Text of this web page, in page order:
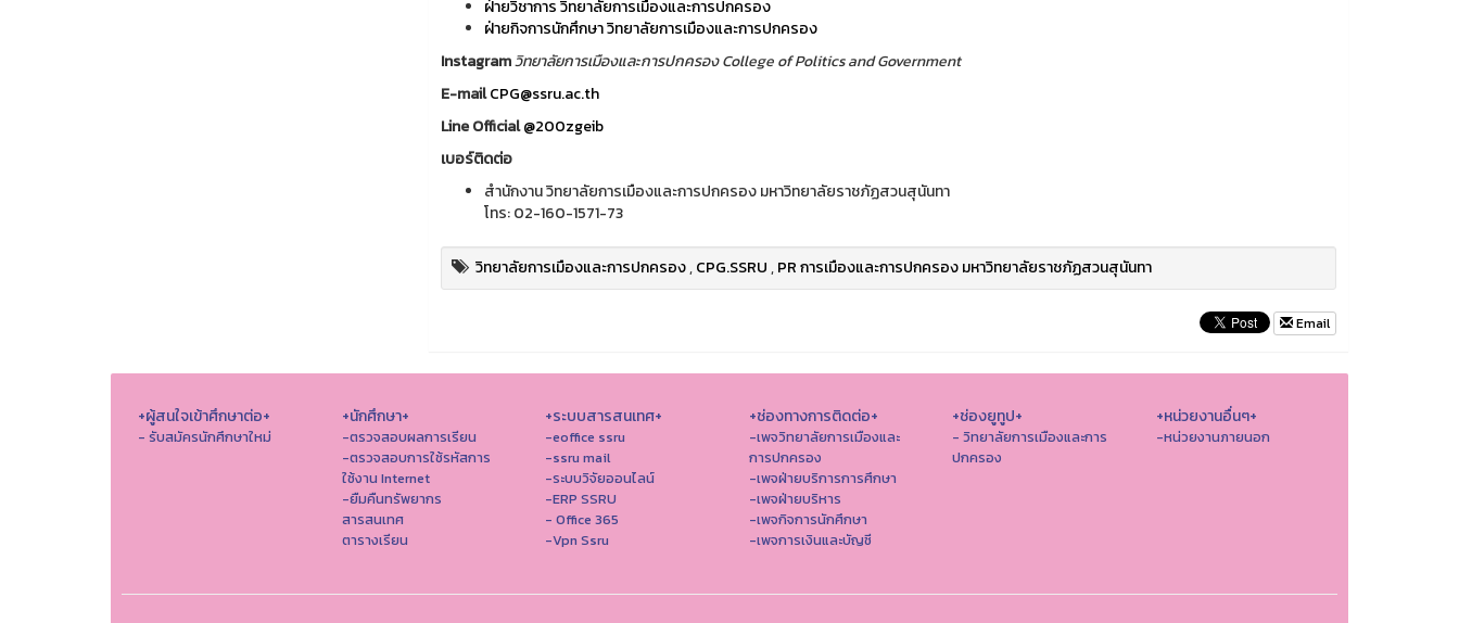
ฝ่ายวิชาการ วิทยาลัยการเมืองและการปกครอง
ฝ่ายกิจการนักศึกษา วิทยาลัยการเมืองและการปกครอง
Instagramวิทยาลัยการเมืองและการปกครอง College of Politics and Government
E-mailCPG@ssru.ac.th
Line Official@200zgeib
เบอร์ติดต่อ
สำนักงาน วิทยาลัยการเมืองและการปกครอง มหาวิทยาลัยราชภัฏสวนสุนันทา
โทร: 02-160-1571-73
วิทยาลัยการเมืองและการปกครอง,CPG.SSRU,PR การเมืองและการปกครอง มหาวิทยาลัยราชภัฏสวนสุนันทา
Email
+ผู้สนใจเข้าศึกษาต่อ+
- รับสมัครนักศึกษาใหม่
+นักศึกษา+
-ตรวจสอบผลการเรียน
-ตรวจสอบการใช้รหัสการ
ใช้งาน Internet
-ยืมคืนทรัพยากร
สารสนเทศ
ตารางเรียน
+ระบบสารสนเทศ+
-eoffice ssru
-ssru mail
-ระบบวิจัยออนไลน์
-ERP SSRU
- Office 365
-Vpn Ssru
+ช่องทางการติดต่อ+
-เพจวิทยาลัยการเมืองและ
การปกครอง
-เพจฝ่ายบริการการศึกษา
-เพจฝ่ายบริหาร
-เพจกิจการนักศึกษา
-เพจการเงินและบัญชี
+ช่องยูทูป+
- วิทยาลัยการเมืองและการ
ปกครอง
+หน่วยงานอื่นๆ+
-หน่วยงานภายนอก